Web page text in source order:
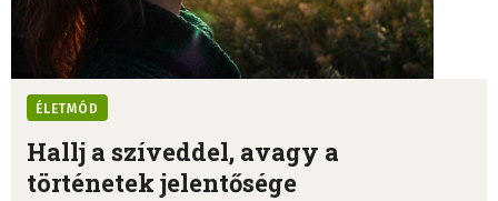
ÉLETMÓD
Hallj a szíveddel, avagy a
történetek jelentősége